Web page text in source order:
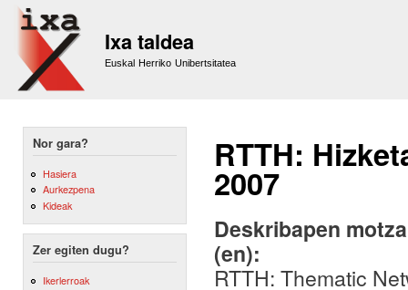
Ixa taldea
Euskal Herriko Unibertsitatea
Nor gara?
Hasiera
Aurkezpena
Kideak
Zer egiten dugu?
Ikerlerroak
RTTH:
2007
Deskribapen
(en):
RTTH: Thematic